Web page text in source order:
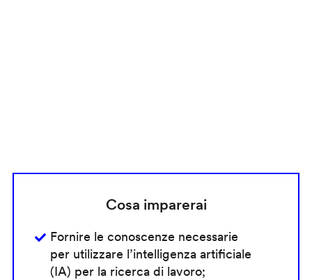
Cosa imparerai
Fornire le conoscenze necessarie
per utilizzare l’intelligenza artificiale
(IA) per la ricerca di lavoro;